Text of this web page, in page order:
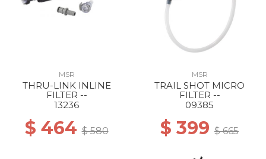
MSR
THRU-LINK INLINE
FILTER --
13236
$ 464$ 580
MSR
TRAIL SHOT MICRO
FILTER --
09385
$ 399 $ 665